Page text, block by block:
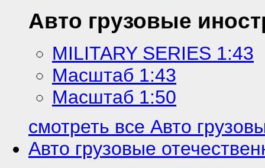
Авто грузовые
MILITARY SERIES 1:43
Масштаб 1:43
Масштаб 1:50
смотреть все Авто
Авто грузовые